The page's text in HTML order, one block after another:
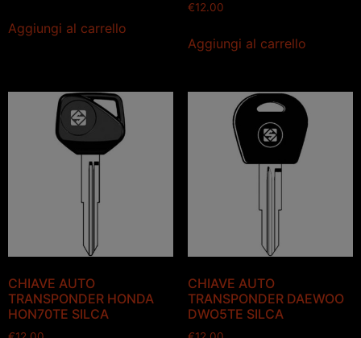
Aggiungi al carrello
€12.00
Aggiungi al carrello
CHIAVE AUTO
TRANSPONDER HONDA
HON70TE SILCA
CHIAVE AUTO
TRANSPONDER DAEWOO
DWO5TE SILCA